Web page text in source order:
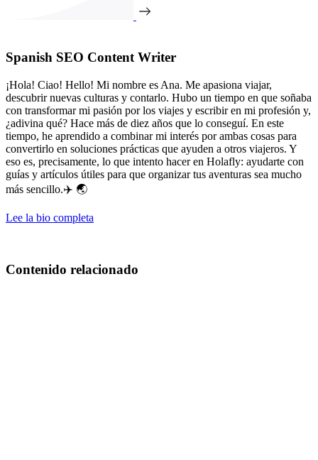
Spanish SEO Content Writer
¡Hola! Ciao! Hello! Mi nombre es Ana. Me apasiona viajar,
descubrir nuevas culturas y contarlo. Hubo un tiempo en que soñaba
con transformar mi pasión por los viajes y escribir en mi profesión y,
¿adivina qué? Hace más de diez años que lo conseguí. En este
tiempo, he aprendido a combinar mi interés por ambas cosas para
convertirlo en soluciones prácticas que ayuden a otros viajeros. Y
eso es, precisamente, lo que intento hacer en Holafly: ayudarte con
guías y artículos útiles para que organizar tus aventuras sea mucho
más sencillo.✈️ 🌏
Lee la bio completa
Contenido relacionado